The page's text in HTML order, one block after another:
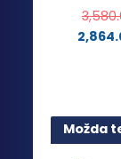
Možda